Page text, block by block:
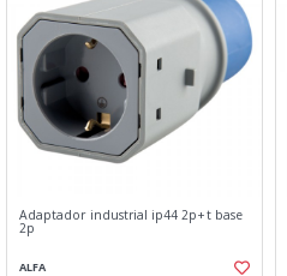
Adaptador industrial ip44 2p+t base
2p
ALFA